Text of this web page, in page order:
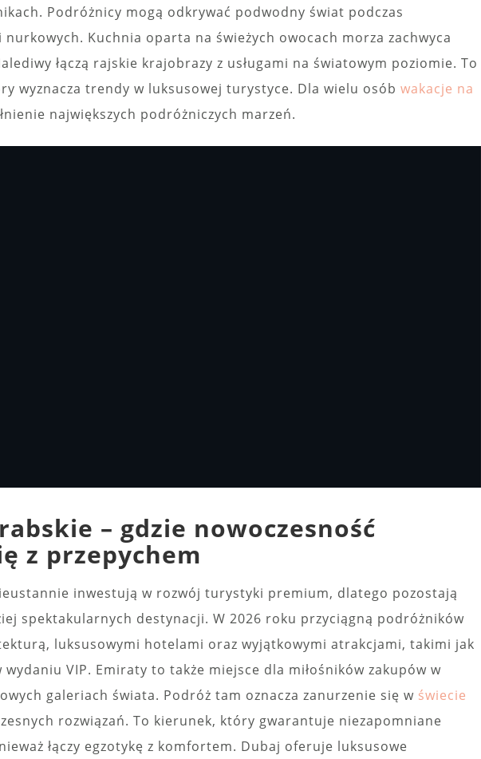
Podróżnicy mogą odkrywać podwodny świat podczas
Kuchnia oparta na świeżych owocach morza zachwyca
łączą rajskie krajobrazy z usługami na światowym poziomie. To
wyznacza trendy w luksusowej turystyce. Dla wielu osób wakacje na
największych podróżniczych marzeń.
– gdzie nowoczesność
z przepychem
inwestują w rozwój turystyki premium, dlatego pozostają
spektakularnych destynacji. W 2026 roku przyciągną podróżników
luksusowymi hotelami oraz wyjątkowymi atrakcjami, takimi jak
VIP. Emiraty to także miejsce dla miłośników zakupów w
galeriach świata. Podróż tam oznacza zanurzenie się w świecie
rozwiązań. To kierunek, który gwarantuje niezapomniane
łączy egzotykę z komfortem. Dubaj oferuje luksusowe